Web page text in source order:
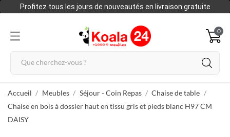
Profitez tous les jours de nouveautés en livraison gratuite
0
Accueil Meubles Séjour - Coin Repas
Chaise de table
Chaise en bois à dossier haut en tissu gris et pieds blanc H97 CM
DAISY